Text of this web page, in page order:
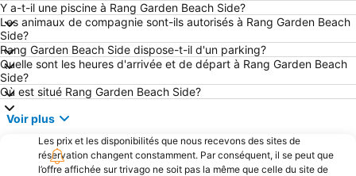
Y a-t-il une piscine à Rang Garden Beach Side?
Les animaux de compagnie sont-ils autorisés à Rang Garden Beach
Side?
Rang Garden Beach Side dispose-t-il d'un parking?
Quelle sont les heures d'arrivée et de départ à Rang Garden Beach
Side?
Où est situé Rang Garden Beach Side?
Voir plus
Les prix et les disponibilités que nous recevons des sites de
réservation changent constamment. Par conséquent, il se peut que
l’offre affichée sur trivago ne soit pas la même que celle du site de